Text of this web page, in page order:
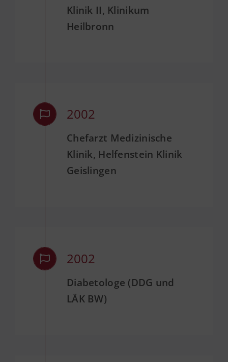
Klinik II, Klinikum
Heilbronn
2002
Chefarzt Medizinische
Klinik, Helfenstein Klinik
Geislingen
2002
Diabetologe (DDG und
LÄK BW)